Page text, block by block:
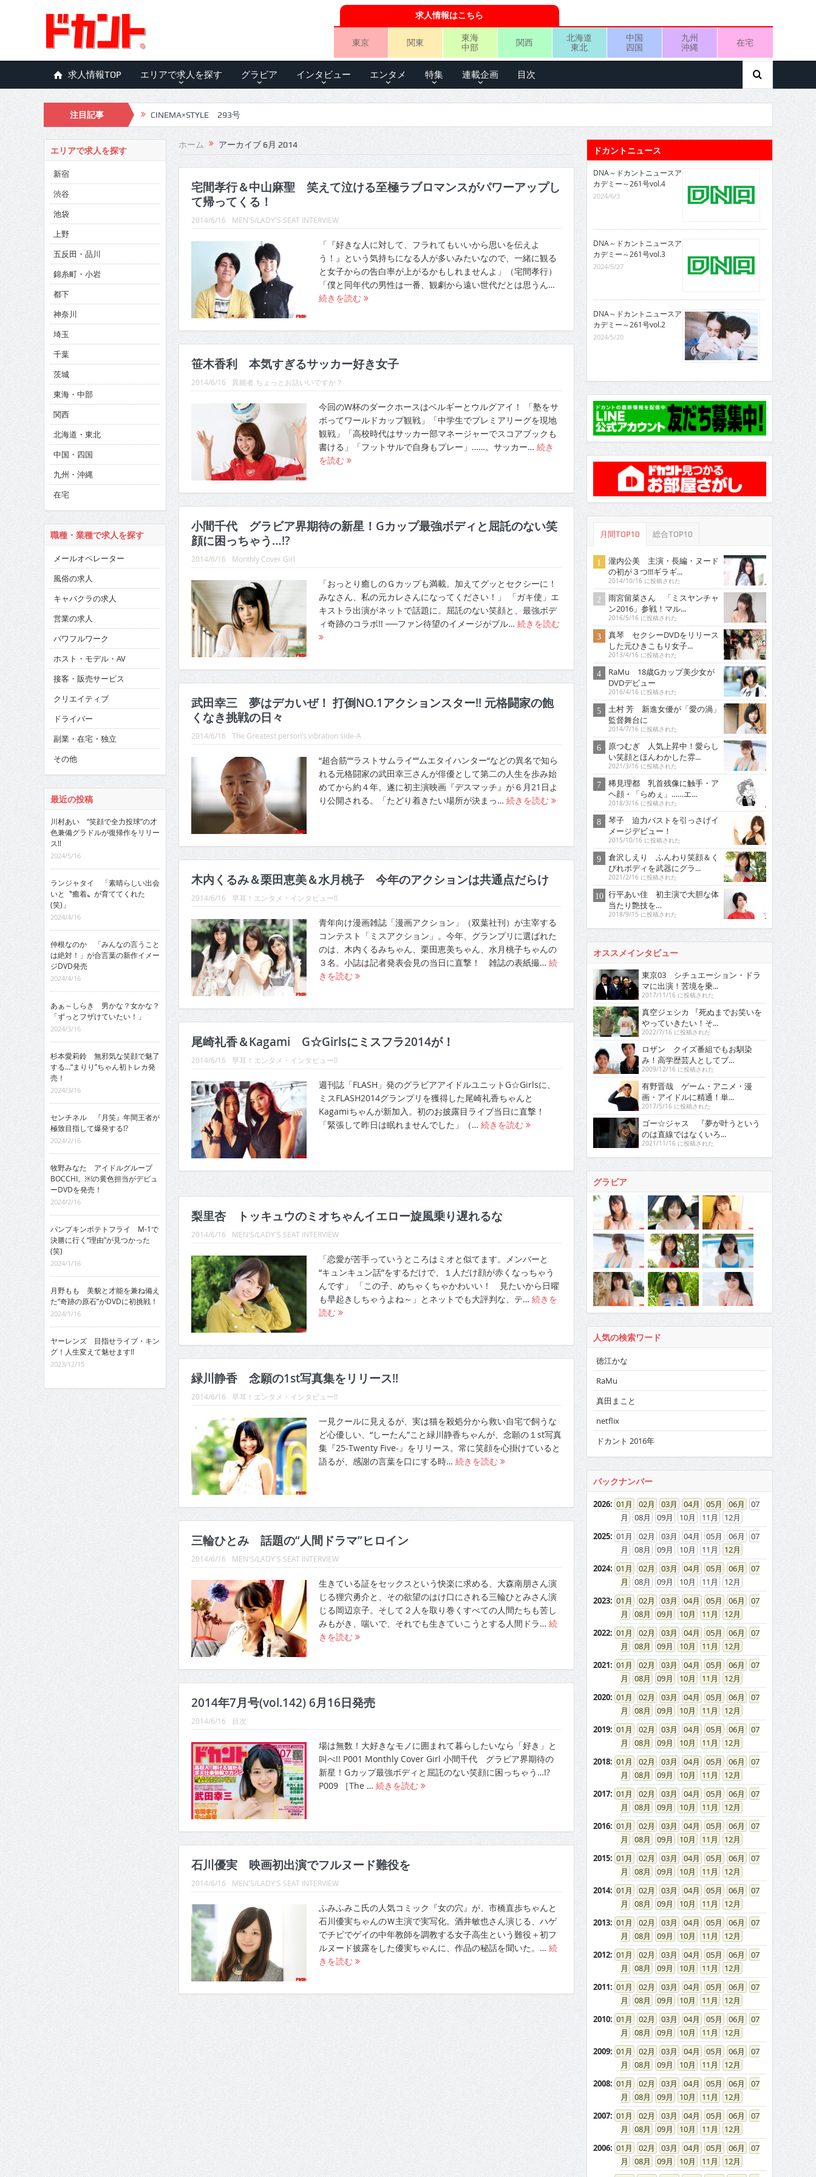
求人情報はこちら
東京 関東
東海
中部
関西
北海道
東北
中国
四国
九州
沖縄
在宅
求人情報TOP エリアで求人を探す グラビア インタビュー エンタメ 特集 連載企画 目次
注目記事 CINEMA×STYLE 293号
CINEMA×STYLE 292号
CINEMA×STYLE 291号
CINEMA×STYLE 290号
CINEMA×STYLE 289号
CINEMA×STYLE 288号
CINEMA×STYLE 287号
CINEMA×STYLE 286号
CINEMA×STYLE 285号
CINEMA×STYLE 294号
ホーム アーカイブ 6月 2014
宅間孝行＆中山麻聖 笑えて泣ける至極ラブロマンスがパワーアップし
て帰ってくる！
2014/6/16 MEN'S/LADY'S SEAT INTERVIEW
「『好きな人に対して、フラれてもいいから思いを伝えよ
う！』という気持ちになる人が多いみたいなので、一緒に観る
と女子からの告白率が上がるかもしれませんよ」（宅間孝行）
「僕と同年代の男性は一番、観劇から遠い世代だとは思うん…
続きを読む
笹木香利 本気すぎるサッカー好き女子
2014/6/16 異能者 ちょっとお話いいですか？
今回のW杯のダークホースはベルギーとウルグアイ！ 「塾をサ
ボってワールドカップ観戦」「中学生でプレミアリーグを現地
観戦」「高校時代はサッカー部マネージャーでスコアブックも
書ける」「フットサルで自身もプレー」……。サッカー… 続き
を読む
小間千代 グラビア界期待の新星！Gカップ最強ボディと屈託のない笑
顔に困っちゃう…!?
2014/6/16 Monthly Cover Girl
「おっとり癒しのＧカップも満載。加えてグッとセクシーに！
みなさん、私の元カレさんになってください！」 「ガキ使」エ
キストラ出演がネットで話題に。屈託のない笑顔と、最強ボデ
ィ奇跡のコラボ!! ──ファン待望のイメージがブル… 続きを読む
武田幸三 夢はデカいぜ！ 打倒NO.1アクションスター!! 元格闘家の飽
くなき挑戦の日々
2014/6/16 The Greatest person’s vibration side-A
“超合筋““ラストサムライ““ムエタイハンター“などの異名で知ら
れる元格闘家の武田幸三さんが俳優として第二の人生を歩み始
めてから約４年。遂に初主演映画『デスマッチ』が６月21日よ
り公開される。「たどり着きたい場所が決まっ… 続きを読む
木内くるみ＆栗田恵美＆水月桃子 今年のアクションは共通点だらけ
2014/6/16 早耳！エンタメ・インタビュー!!
青年向け漫画雑誌「漫画アクション」（双葉社刊）が主宰する
コンテスト「ミスアクション」。今年、グランプリに選ばれた
のは、木内くるみちゃん、栗田恵美ちゃん、水月桃子ちゃんの
３名。小誌は記者発表会見の当日に直撃！ 雑誌の表紙撮… 続
きを読む
尾崎礼香＆Kagami G☆Girlsにミスフラ2014が！
2014/6/16 早耳！エンタメ・インタビュー!!
週刊誌「FLASH」発のグラビアアイドルユニットG☆Girlsに、
ミスFLASH2014グランプリを獲得した尾崎礼香ちゃんと
Kagamiちゃんが新加入。初のお披露目ライブ当日に直撃！
「緊張して昨日は眠れませんでした」（… 続きを読む
梨里杏 トッキュウのミオちゃんイエロー旋風乗り遅れるな
2014/6/16 MEN'S/LADY'S SEAT INTERVIEW
「恋愛が苦手っていうところはミオと似てます。メンバーと
“キュンキュン話”をするだけで、１人だけ顔が赤くなっちゃう
んです」 「この子、めちゃくちゃかわいい！ 見たいから日曜
も早起きしちゃうよね～」とネットでも大評判な、テ… 続きを
読む
緑川静香 念願の1st写真集をリリース!!
2014/6/16 早耳！エンタメ・インタビュー!!
一見クールに見えるが、実は猫を殺処分から救い自宅で飼うな
ど心優しい、“しーたん”こと緑川静香ちゃんが、念願の１st写真
集『25-Twenty Five-』をリリース。常に笑顔を心掛けていると
語るが、感謝の言葉を口にする時… 続きを読む
三輪ひとみ 話題の“人間ドラマ”ヒロイン
2014/6/16 MEN'S/LADY'S SEAT INTERVIEW
生きている証をセックスという快楽に求める、大森南朋さん演
じる狸穴勇介と、その欲望のはけ口にされる三輪ひとみさん演
じる岡辺京子。そして２人を取り巻くすべての人間たちも苦し
みもがき、喘いで、それでも生きていこうとする人間ドラ… 続
きを読む
2014年7月号(vol.142) 6月16日発売
2014/6/16 目次
場は無数！大好きなモノに囲まれて暮らしたいなら「好き」と
叫べ!! P001 Monthly Cover Girl 小間千代 グラビア界期待の
新星！Gカップ最強ボディと屈託のない笑顔に困っちゃう…!?
P009 ［The … 続きを読む
石川優実 映画初出演でフルヌード難役を
2014/6/16 MEN'S/LADY'S SEAT INTERVIEW
ふみふみこ氏の人気コミック『女の穴』が、市橋直歩ちゃんと
石川優実ちゃんのＷ主演で実写化。酒井敏也さん演じる、ハゲ
でチビでゲイの中年教師を調教する女子高生という難役＋初フ
ルヌード披露をした優実ちゃんに、作品の秘話を聞いた。… 続
きを読む
エリアで求人を探す
新宿
渋谷
池袋
上野
五反田・品川
錦糸町・小岩
都下
神奈川
埼玉
千葉
茨城
東海・中部
関西
北海道・東北
中国・四国
九州・沖縄
在宅
職種・業種で求人を探す
メールオペレーター
風俗の求人
キャバクラの求人
営業の求人
パワフルワーク
ホスト・モデル・AV
接客・販売サービス
クリエイティブ
ドライバー
副業・在宅・独立
その他
最近の投稿
川村あい “笑顔で全力投球”の才
色兼備グラドルが復帰作をリリー
ス!!
2024/5/16
ランジャタイ 「素晴らしい出会
いと〝癒着〟が育ててくれた
(笑)」
2024/4/16
仲根なのか 「みんなの言うこと
は絶対！」が合言葉の新作イメー
ジDVD発売
2024/4/16
あぁ～しらき 男かな？女かな？
「ずっとフザけていたい！」
2024/3/16
杉本愛莉鈴 無邪気な笑顔で魅了
する…“まりり”ちゃん初トレカ発
売！
2024/3/16
センチネル 『月笑』年間王者が
極致目指して爆発する!?
2024/2/16
牧野みなた アイドルグループ
BOCCHI。￼の黄色担当がデビュ
ーDVDを発売！
2024/2/16
パンプキンポテトフライ M-1で
決勝に行く“理由”が見つかった
(笑)
2024/1/16
月野もも 美貌と才能を兼ね備え
た“奇跡の原石”がDVDに初挑戦！
2024/1/16
ヤーレンズ 目指せライブ・キン
グ！人生変えて魅せます!!
2023/12/15
ドカントニュース
DNA～ドカントニュースア
カデミー～261号vol.4
2024/6/3
DNA～ドカントニュースア
カデミー～261号vol.3
2024/5/27
DNA～ドカントニュースア
カデミー～261号vol.2
2024/5/20
月間TOP10 総合TOP10
瀧内公美 主演・長編・ヌード
の初が３つ!!!ギラギ...
2014/10/16 に投稿された
雨宮留菜さん 「ミスヤンチャ
ン2016」参戦！マル...
2016/5/16 に投稿された
真琴 セクシーDVDをリリース
した元ひきこもり女子...
2013/4/16 に投稿された
RaMu 18歳Gカップ美少女が
DVDデビュー
2016/4/16 に投稿された
土村 芳 新進女優が「愛の渦」
監督舞台に
2014/7/16 に投稿された
原つむぎ 人気上昇中！愛らし
い笑顔とほんわかした雰...
2021/3/16 に投稿された
稀見理都 乳首残像に触手・ア
ヘ顔・「らめぇ」……エ...
2018/3/16 に投稿された
琴子 迫力バストを引っさげイ
メージデビュー！
2015/10/16 に投稿された
倉沢しえり ふんわり笑顔＆く
びれボディを武器にグラ...
2021/2/16 に投稿された
行平あい佳 初主演で大胆な体
当たり艶技を…
2018/9/15 に投稿された
オススメインタビュー
東京03 シチュエーション・ドラ
マに出演！苦境を乗...
2017/11/16 に投稿された
真空ジェシカ 『死ぬまでお笑いを
やっていきたい！そ...
2022/7/16 に投稿された
ロザン クイズ番組でもお馴染
み！高学歴芸人としてブ...
2009/12/16 に投稿された
有野晋哉 ゲーム・アニメ・漫
画・アイドルに精通！単...
2017/5/16 に投稿された
ゴー☆ジャス 『夢が叶うという
のは直線ではなくいろ...
2021/11/16 に投稿された
グラビア
人気の検索ワード
徳江かな
RaMu
真田まこと
netflix
ドカント 2016年
バックナンバー
2026: 01 02 03 04 05 06
07
08
09 10 11
12
2025: 01 02 03 04 05 06
07
08
09 10 11
12
2024: 01 02 03 04 05 06
07
08
09 10 11
12
2023: 01 02 03 04 05 06
07
08
09 10 11
12
2022: 01 02 03 04 05 06
07
08
09 10 11
12
2021: 01 02 03 04 05 06
07
08
09 10 11
12
2020: 01 02 03 04 05 06
07
08
09 10 11
12
2019: 01 02 03 04 05 06
07
08
09 10 11
12
2018: 01 02 03 04 05 06
07
08
09 10 11
12
2017: 01 02 03 04 05 06
07
08
09 10 11
12
2016: 01 02 03 04 05 06
07
08
09 10 11
12
2015: 01 02 03 04 05 06
07
08
09 10 11
12
2014: 01 02 03 04 05 06
07
08
09 10 11
12
2013: 01 02 03 04 05 06
07
08
09 10 11
12
2012: 01 02 03 04 05 06
07
08
09 10 11
12
2011: 01 02 03 04 05 06
07
08
09 10 11
12
2010: 01 02 03 04 05 06
07
08
09 10 11
12
2009: 01 02 03 04 05 06
07
08
09 10 11
12
2008: 01 02 03 04 05 06
07
08
09 10 11
12
2007: 01 02 03 04 05 06
07
08
09 10 11
12
2006: 01 02 03 04 05 06
07
08
09 10 11
12